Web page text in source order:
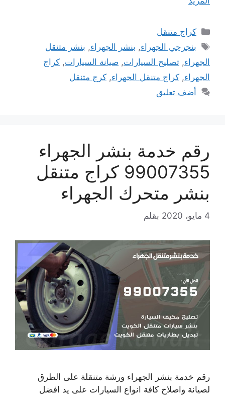
التصنيفات
كراج متنقل
الوسوم
بنجرجي الجهراء, بنشر الجهراء, بنشر متنقل
الجهراء, تصليح السيارات, صيانة السيارات, كراج
الجهراء, كراج متنقل الجهراء, كرج متنقل
أضف تعليق
رقم خدمة بنشر الجهراء
99007355 كراج متنقل
بنشر متحرك الجهراء
4 مايو، 2020 بقلم
رقم خدمة بنشر الجهراء ورشة متنقلة على الطرق
لصيانة واصلاح كافة انواع السيارات على يد افضل